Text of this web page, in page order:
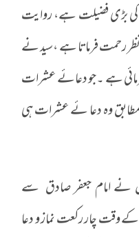
کی بڑی فضیلت ہے، روایت
رحمت فرماتا ہے ،سید نے
ہے ۔جو دعائے عشرات
وہ دعا ئے عشرات ہی
نے امام جعفر صادق ـ سے
وقت چار رکعت نماز و دعا